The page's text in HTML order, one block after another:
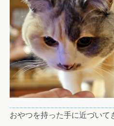
おやつを持った手に近づいて